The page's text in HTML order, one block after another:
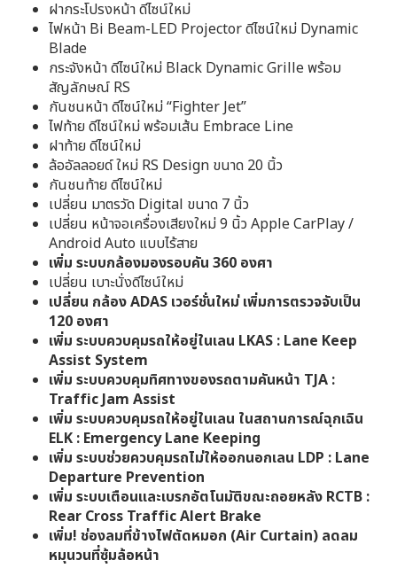
ฝากระโปรงหน้า ดีไซน์ใหม่
ไฟหน้า Bi Beam-LED Projector ดีไซน์ใหม่ Dynamic
Blade
กระจังหน้า ดีไซน์ใหม่ Black Dynamic Grille พร้อม
สัญลักษณ์ RS
กันชนหน้า ดีไซน์ใหม่ “Fighter Jet”
ไฟท้าย ดีไซน์ใหม่ พร้อมเส้น Embrace Line
ฝาท้าย ดีไซน์ใหม่
ล้ออัลลอยด์ ใหม่ RS Design ขนาด 20 นิ้ว
กันชนท้าย ดีไซน์ใหม่
เปลี่ยน มาตรวัด Digital ขนาด 7 นิ้ว
เปลี่ยน หน้าจอเครื่องเสียงใหม่ 9 นิ้ว Apple CarPlay /
Android Auto แบบไร้สาย
เพิ่ม ระบบกล้องมองรอบคัน 360 องศา
เปลี่ยน เบาะนั่งดีไซน์ใหม่
เปลี่ยน กล้อง ADAS เวอร์ชั่นใหม่ เพิ่มการตรวจจับเป็น
120 องศา
เพิ่ม ระบบควบคุมรถให้อยู่ในเลน LKAS : Lane Keep
Assist System
เพิ่ม ระบบควบคุมทิศทางของรถตามคันหน้า TJA :
Traffic Jam Assist
เพิ่ม ระบบควบคุมรถให้อยู่ในเลน ในสถานการณ์ฉุกเฉิน
ELK : Emergency Lane Keeping
เพิ่ม ระบบช่วยควบคุมรถไม่ให้ออกนอกเลน LDP : Lane
Departure Prevention
เพิ่ม ระบบเตือนและเบรกอัตโนมัติขณะถอยหลัง RCTB :
Rear Cross Traffic Alert Brake
เพิ่ม! ช่องลมที่ข้างไฟตัดหมอก (Air Curtain) ลดลม
หมุนวนที่ซุ้มล้อหน้า